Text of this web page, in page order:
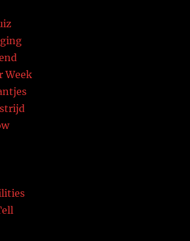
Week